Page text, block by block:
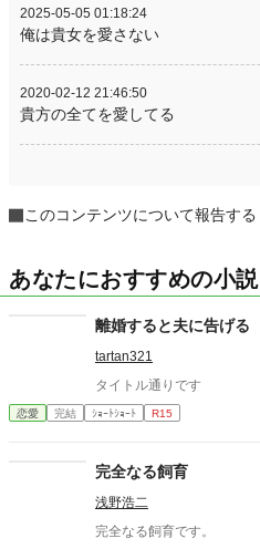
2025-05-05 01:18:24
俺は貴女を愛さない
2020-02-12 21:46:50
貴方の全てを愛してる
このコンテンツについて報告する
あなたにおすすめの小説
離婚すると夫に告げる
tartan321
タイトル通りです
恋愛 完結 ｼｮｰﾄｼｮｰﾄ R15
完全なる飼育
浅野浩二
完全なる飼育です。